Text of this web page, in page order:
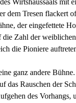
Wirtshaussaals mit
dem Tresen flackert
der eingefettete
Zahl der
die Pioniere
ganz andere
das Rauschen der
des Vorhangs,